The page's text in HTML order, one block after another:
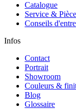
Catalogue
Service &
Conseils
Infos
Contact
Portrait
Showroom
Couleurs &
Blog
Glossaire